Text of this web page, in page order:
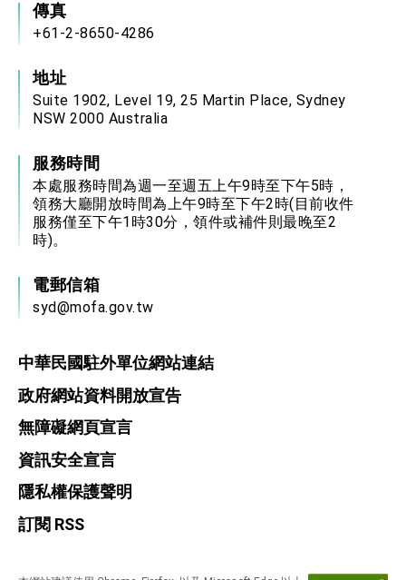
位實力，達成固邦榮邦目標
「總合外交」與台歐美日關係深化
總統以「韌性之島，希望之光」為題發表2026新
會 強調以實力守護台海和平 以決心掌握國家
命運
變局中 奮起的新臺灣 總統發表國慶演說
總統重要談話
外交部重要言論
事處」，進一步深化台美交流合作
傳真
+61-2-8650-4286
地址
Suite 1902, Level 19, 25 Martin Place, Sydney
NSW 2000 Australia
服務時間
本處服務時間為週一至週五上午9時至下午5時，
領務大廳開放時間為上午9時至下午2時(目前收件
服務僅至下午1時30分，領件或補件則最晚至2
時)。
電郵信箱
syd@mofa.gov.tw
中華民國駐外單位網站連結
政府網站資料開放宣告
無障礙網頁宣言
資訊安全宣言
隱私權保護聲明
訂閱 RSS